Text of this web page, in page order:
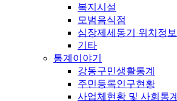
복지시설
모범음식점
심장제세동기 위치정보
기타
통계이야기
강동구민생활통계
주민등록인구현황
사업체현황 및 사회통계